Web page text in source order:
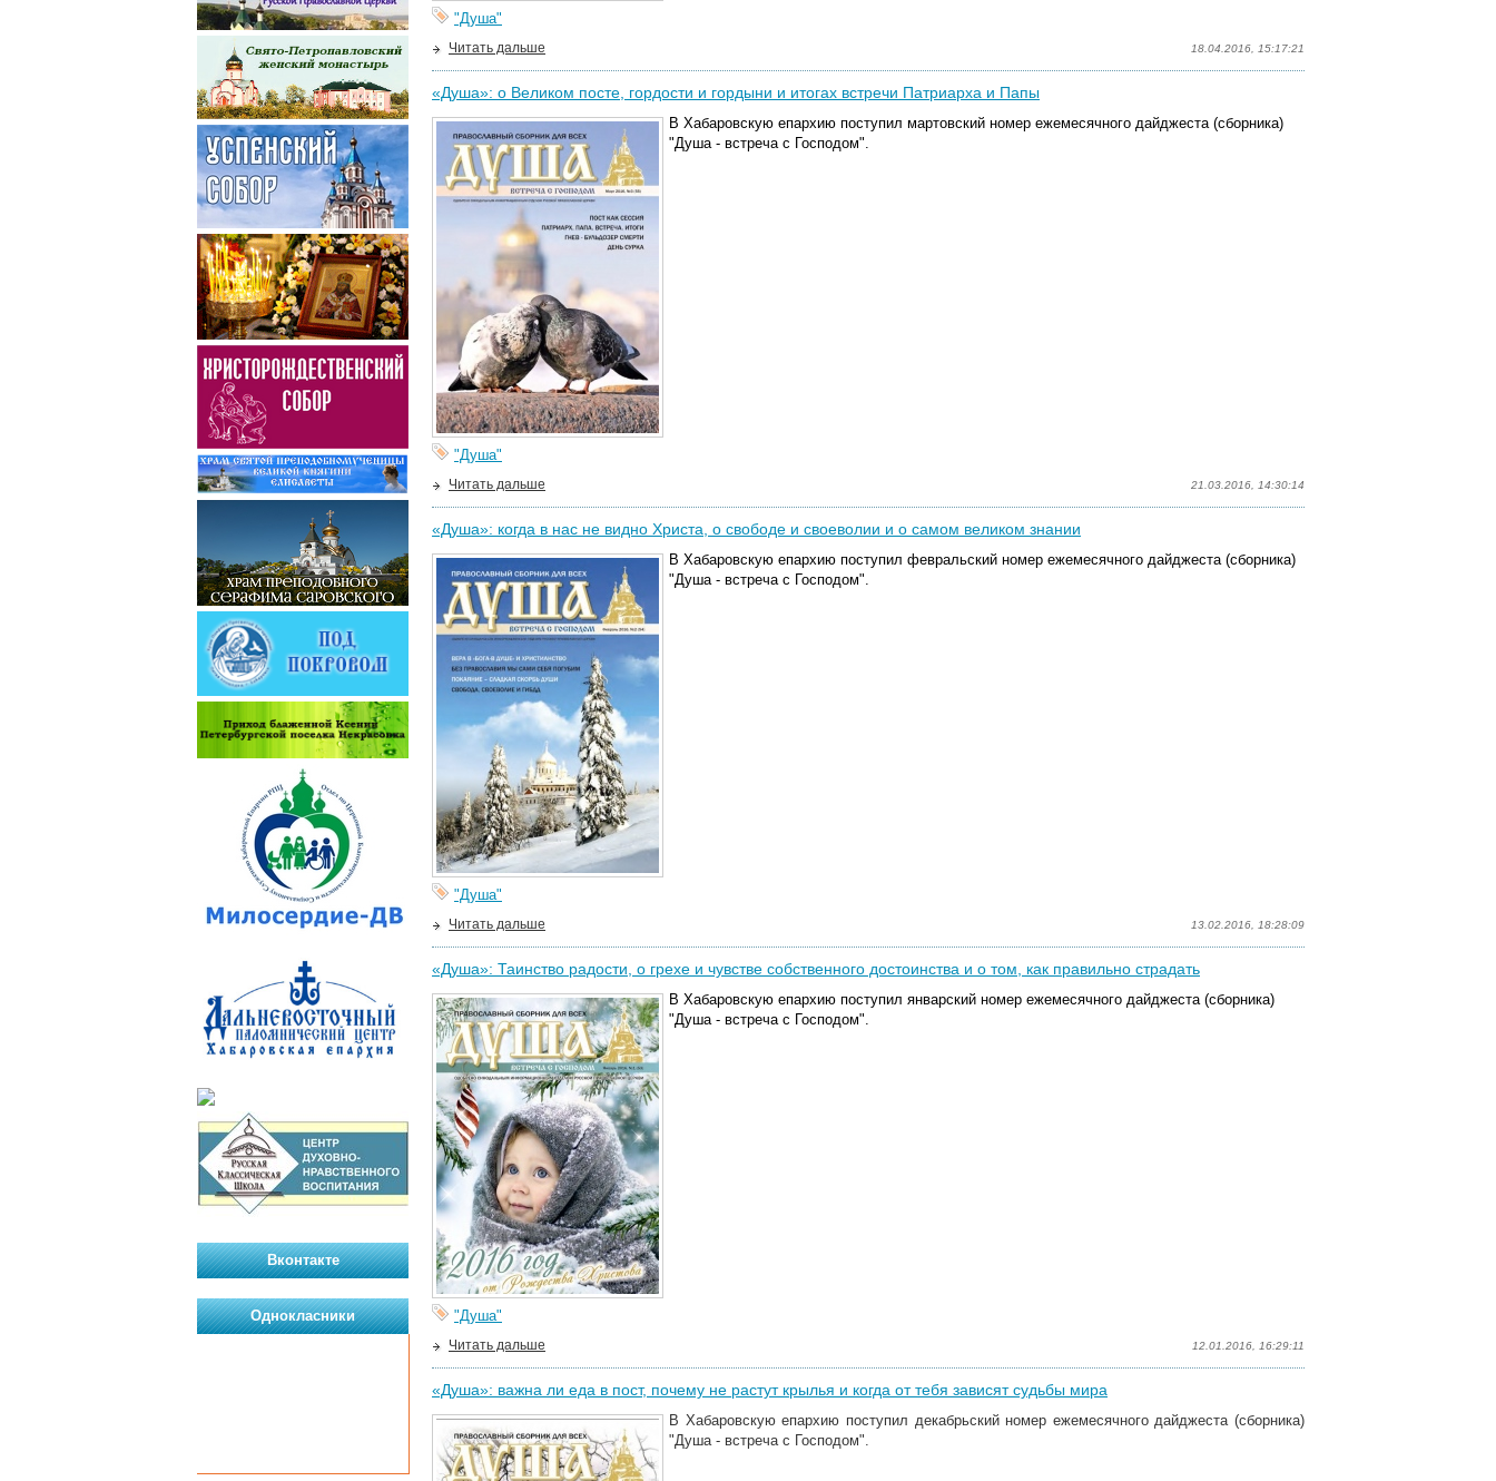
"Душа"
18.04.2016, 15:17:21
Читать дальше
«Душа»: о Великом посте, гордости и гордыни и итогах встречи Патриарха и Папы
В Хабаровскую епархию поступил мартовский номер ежемесячного дайджеста (сборника)
"Душа - встреча с Господом".
"Душа"
21.03.2016, 14:30:14
Читать дальше
«Душа»: когда в нас не видно Христа, о свободе и своеволии и о самом великом знании
В Хабаровскую епархию поступил февральский номер ежемесячного дайджеста (сборника)
"Душа - встреча с Господом".
"Душа"
13.02.2016, 18:28:09
Читать дальше
«Душа»: Таинство радости, о грехе и чувстве собственного достоинства и о том, как правильно страдать
В Хабаровскую епархию поступил январский номер ежемесячного дайджеста (сборника)
"Душа - встреча с Господом".
"Душа"
12.01.2016, 16:29:11
Читать дальше
«Душа»: важна ли еда в пост, почему не растут крылья и когда от тебя зависят судьбы мира
В Хабаровскую епархию поступил декабрьский номер ежемесячного дайджеста (сборника)
"Душа - встреча с Господом".
Вконтакте
Однокласники